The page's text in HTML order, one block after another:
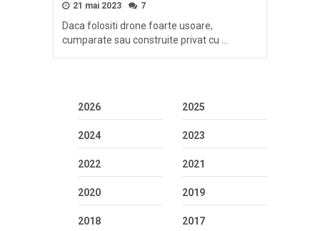
21 mai 2023 7
Daca folositi drone foarte usoare,
cumparate sau construite privat cu …
2026 2025
2024 2023
2022 2021
2020 2019
2018 2017